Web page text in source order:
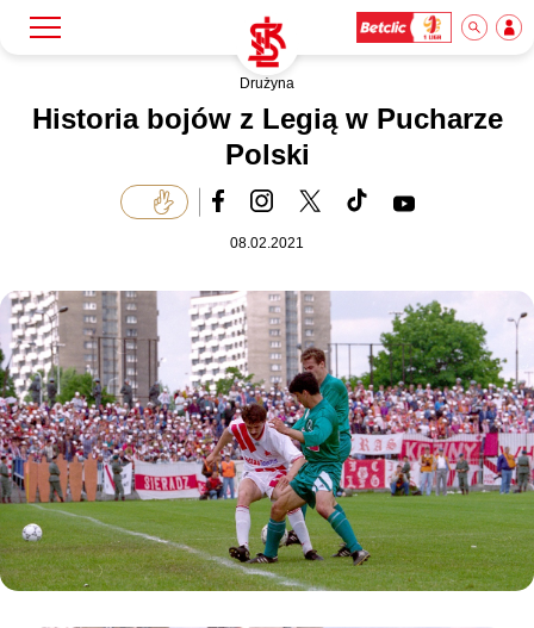
Klub
Akademia
Biznes
Dla mediów
Kibice
Drużyna
Historia bojów z Legią w Pucharze
Polski
08.02.2021